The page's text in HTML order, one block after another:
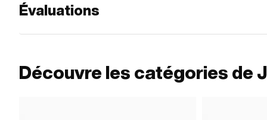
Évaluations
Découvre les catégories de